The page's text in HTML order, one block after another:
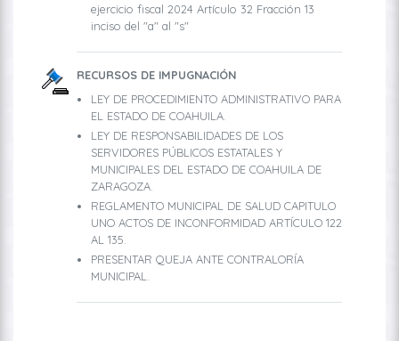
ejercicio fiscal 2024 Artículo 32 Fracción 13
inciso del "a" al "s"
RECURSOS DE IMPUGNACIÓN
LEY DE PROCEDIMIENTO ADMINISTRATIVO PARA
EL ESTADO DE COAHUILA.
LEY DE RESPONSABILIDADES DE LOS
SERVIDORES PÚBLICOS ESTATALES Y
MUNICIPALES DEL ESTADO DE COAHUILA DE
ZARAGOZA.
REGLAMENTO MUNICIPAL DE SALUD CAPITULO
UNO ACTOS DE INCONFORMIDAD ARTÍCULO 122
AL 135.
PRESENTAR QUEJA ANTE CONTRALORÍA
MUNICIPAL.